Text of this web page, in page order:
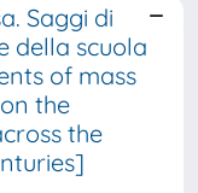
Saggi di
della scuola
of mass
the
the